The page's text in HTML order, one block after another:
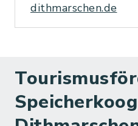
dithmarschen.de
Speicherkoog